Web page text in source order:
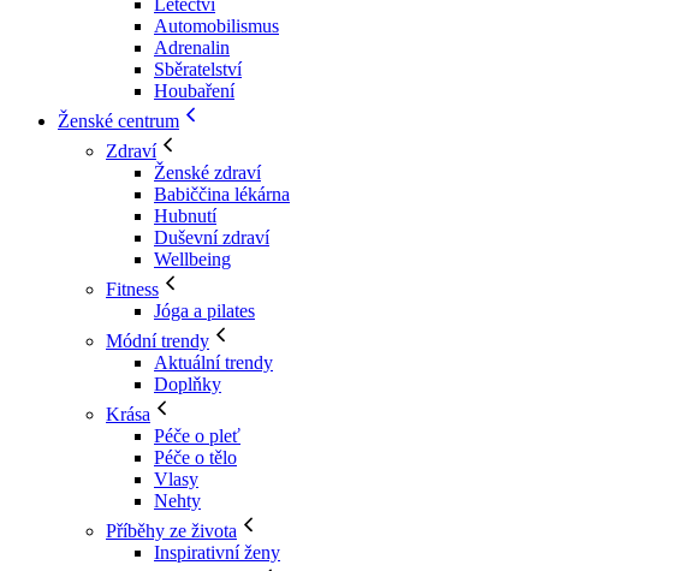
Letectví
Automobilismus
Adrenalin
Sběratelství
Houbaření
Ženské centrum
Zdraví
Ženské zdraví
Babiččina lékárna
Hubnutí
Duševní zdraví
Wellbeing
Fitness
Jóga a pilates
Módní trendy
Aktuální trendy
Doplňky
Krása
Péče o pleť
Péče o tělo
Vlasy
Nehty
Příběhy ze života
Inspirativní ženy